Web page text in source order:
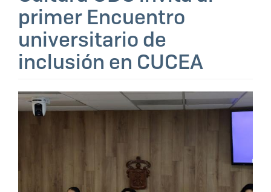
primer Encuentro
universitario de
inclusión en CUCEA